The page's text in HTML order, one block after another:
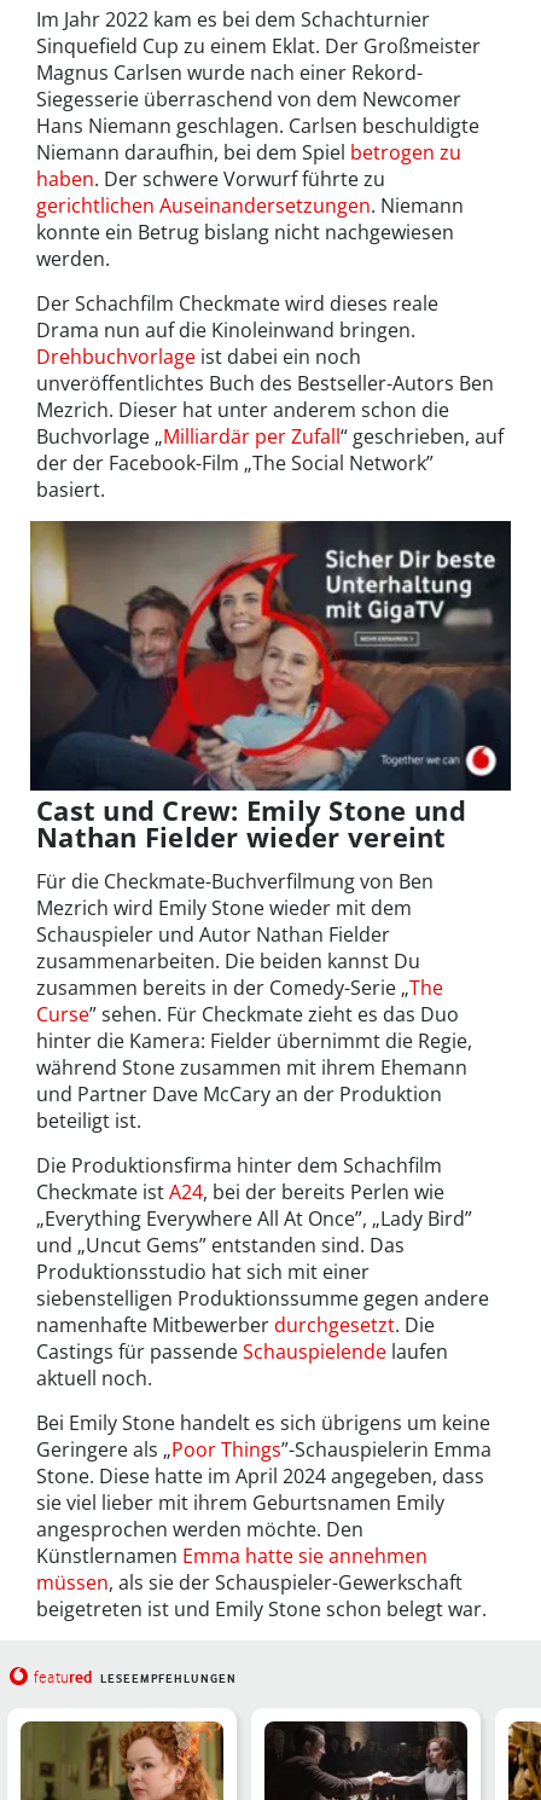
Im Jahr 2022 kam es bei dem Schachturnier
Sinquefield Cup zu einem Eklat. Der Großmeister
Magnus Carlsen wurde nach einer Rekord-
Siegesserie überraschend von dem Newcomer
Hans Niemann geschlagen. Carlsen beschuldigte
Niemann daraufhin, bei dem Spiel betrogen zu
haben. Der schwere Vorwurf führte zu
gerichtlichen Auseinandersetzungen. Niemann
konnte ein Betrug bislang nicht nachgewiesen
werden.
Der Schachfilm Checkmate wird dieses reale
Drama nun auf die Kinoleinwand bringen.
Drehbuchvorlage ist dabei ein noch
unveröffentlichtes Buch des Bestseller-Autors Ben
Mezrich. Dieser hat unter anderem schon die
Buchvorlage „Milliardär per Zufall“ geschrieben, auf
der der Facebook-Film „The Social Network”
basiert.
Cast und Crew: Emily Stone und
Nathan Fielder wieder vereint
Für die Checkmate-Buchverfilmung von Ben
Mezrich wird Emily Stone wieder mit dem
Schauspieler und Autor Nathan Fielder
zusammenarbeiten. Die beiden kannst Du
zusammen bereits in der Comedy-Serie „The
Curse” sehen. Für Checkmate zieht es das Duo
hinter die Kamera: Fielder übernimmt die Regie,
während Stone zusammen mit ihrem Ehemann
und Partner Dave McCary an der Produktion
beteiligt ist.
Die Produktionsfirma hinter dem Schachfilm
Checkmate istA24, bei der bereits Perlen wie
„Everything Everywhere All At Once”, „Lady Bird”
und „Uncut Gems” entstanden sind. Das
Produktionsstudio hat sich mit einer
siebenstelligen Produktionssumme gegen andere
namenhafte Mitbewerberdurchgesetzt. Die
Castings für passendeSchauspielende laufen
aktuell noch.
Bei Emily Stone handelt es sich übrigens um keine
Geringere als „Poor Things”-Schauspielerin Emma
Stone. Diese hatte im April 2024 angegeben, dass
sie viel lieber mit ihrem Geburtsnamen Emily
angesprochen werden möchte. Den
Künstlernamen Emma hatte sie annehmen
müssen, als sie der Schauspieler-Gewerkschaft
beigetreten ist und Emily Stone schon belegt war.
featured LESEEMPFEHLUNGEN